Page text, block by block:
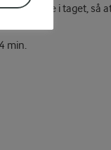
lite i taget, så
min.